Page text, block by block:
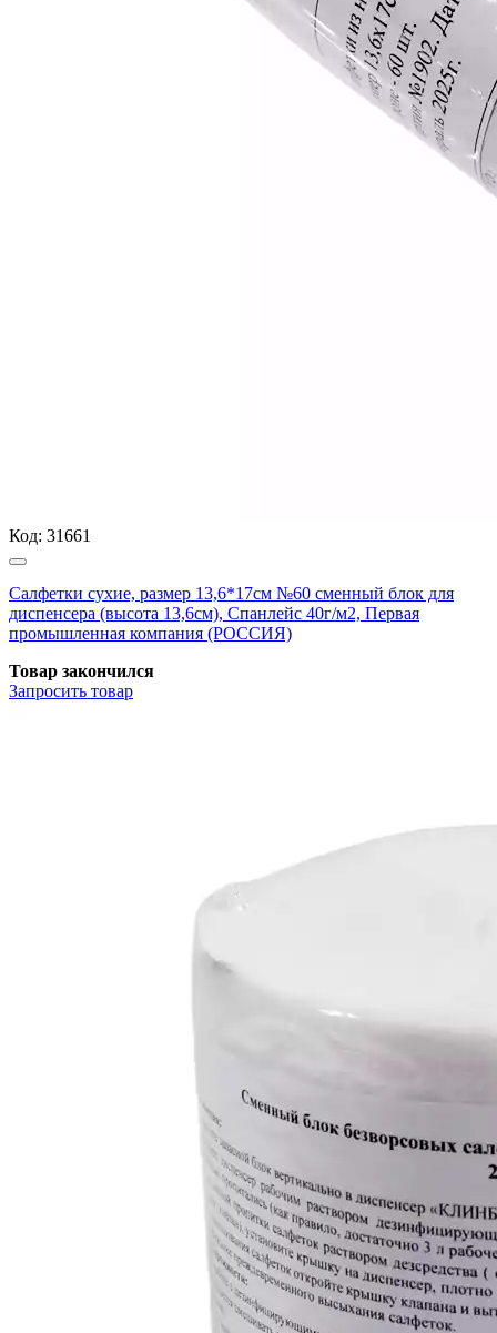
Код: 31661
Салфетки сухие, размер 13,6*17см №60 сменный блок для
диспенсера (высота 13,6см), Спанлейс 40г/м2, Первая
промышленная компания (РОССИЯ)
Товар закончился
Запросить товар